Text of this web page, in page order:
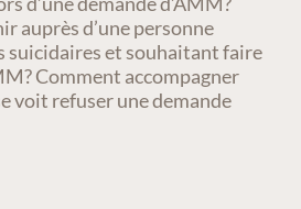
auprès d’une personne
suicidaires et souhaitant faire
Comment accompagner
voit refuser une demande